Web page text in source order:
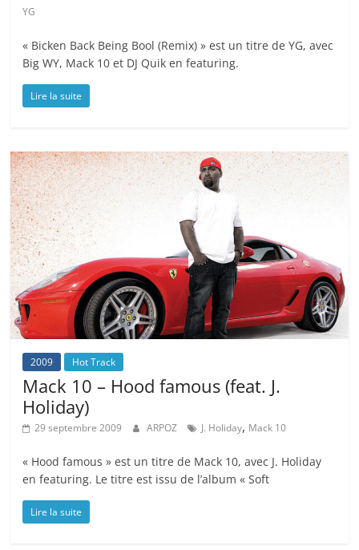
YG
« Bicken Back Being Bool (Remix) » est un titre de YG, avec
Big WY, Mack 10 et DJ Quik en featuring.
Lire la suite
2009 Hot Track
Mack 10 – Hood famous (feat. J.
Holiday)
29 septembre 2009 ARPOZ J. Holiday, Mack 10
« Hood famous » est un titre de Mack 10, avec J. Holiday
en featuring. Le titre est issu de l’album « Soft
Lire la suite